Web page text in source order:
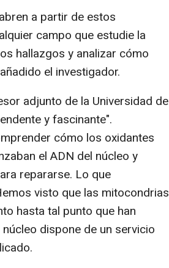
a partir de estos
campo que estudie la
hallazgos y analizar cómo
el investigador.
adjunto de la Universidad de
y fascinante".
cómo los oxidantes
el ADN del núcleo y
repararse. Lo que
visto que las mitocondrias
hasta tal punto que han
dispone de un servicio